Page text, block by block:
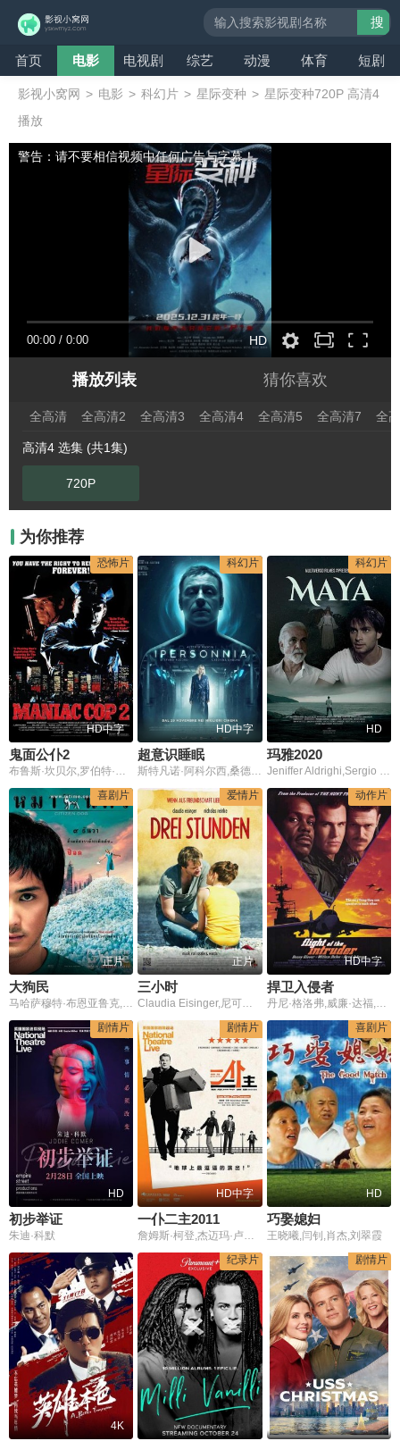
首页 电影 电视剧 综艺 动漫 体育 短剧
搜
影视小窝网 > 电影 > 科幻片 > 星际变种 > 星际变种720P 高清4
播放
00:00 / 0:00 HD
警告：请不要相信视频中任何广告与字幕！
播放列表 猜你喜欢
全高清 全高清2 全高清3 全高清4 全高清5 全高清7 全
高清4 选集 (共1集)
720P
为你推荐
恐怖片
HD中字
鬼面公仆2
布鲁斯·坎贝尔,罗伯特·戴维,克劳迪亚·克里斯蒂安,迈克尔·勒纳
科幻片
HD中字
超意识睡眠
斯特凡诺·阿科尔西,桑德拉·切卡莱利
科幻片
HD
玛雅2020
Jeniffer Aldrighi,Sergio Barroso,Kátia Carnier,Luma Carolina,Marcio Cassoni,Soninha Duarti,Isabele Giane,Eduardo Macagnam,Lucas Melges,Leticia Zago
喜剧片
正片
大狗民
马哈萨穆特·布恩亚鲁克,Saengthong,Gate-Uthong,彭力·云旦拿域安
爱情片
正片
三小时
Claudia Eisinger,尼可拉斯·瑞肯
动作片
HD中字
捍卫入侵者
丹尼·格洛弗,威廉·达福,罗姗娜·阿奎特,汤姆·塞兹摩尔,文·瑞姆斯
剧情片
HD
初步举证
朱迪·科默
剧情片
HD中字
一仆二主2011
詹姆斯·柯登,杰迈玛·卢珀,大卫·本森,奥利弗·克里斯,丹尼尔·里格比,加雷斯·梅森,汤姆·埃登,马丁埃利斯,弗雷德·里奇维,Polly,Conway,Jolyon,Dixon,Derek,Elroy,Trevor,Laird,Claire,Lams,Paul,Lancaster,Fergus,March,Leighton,Pugh
喜剧片
HD
巧娶媳妇
王晓曦,闫钊,肖杰,刘翠霞
4K
纪录片 剧情片